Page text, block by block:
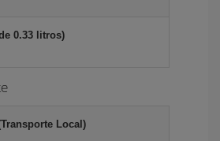
0.33 litros)
Local)